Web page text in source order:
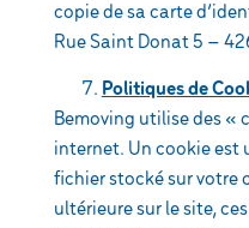
copie de sa carte
Rue Saint Donat 5 –
Politiques de
Bemoving utilise des «
internet. Un cookie est
fichier stocké sur votre
ultérieure sur le site,